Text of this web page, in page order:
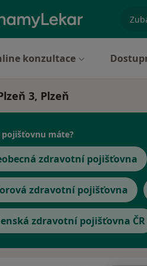
konzultace
3, Plzeň
pojišťovnu máte?
zdravotní pojišťovna
zdravotní pojišťovna
zdravotní pojišťovna ČR